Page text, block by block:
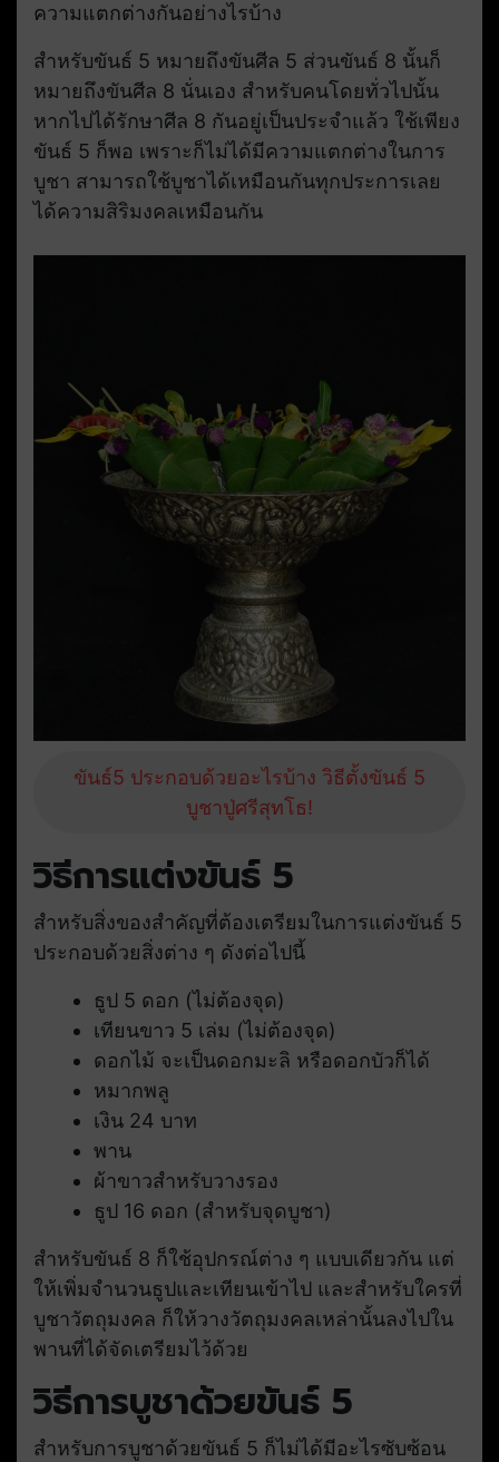
ความแตกต่างกันอย่างไรบ้าง
สำหรับขันธ์ 5 หมายถึงขันศีล 5 ส่วนขันธ์ 8 นั้นก็
หมายถึงขันศีล 8 นั่นเอง สำหรับคนโดยทั่วไปนั้น
หากไปได้รักษาศีล 8 กันอยู่เป็นประจำแล้ว ใช้เพียง
ขันธ์ 5 ก็พอ เพราะก็ไม่ได้มีความแตกต่างในการ
บูชา สามารถใช้บูชาได้เหมือนกันทุกประการเลย
ได้ความสิริมงคลเหมือนกัน
ขันธ์5 ประกอบด้วยอะไรบ้าง วิธีตั้งขันธ์ 5
บูชาปู่ศรีสุทโธ!
วิธีการแต่งขันธ์ 5
สำหรับสิ่งของสำคัญที่ต้องเตรียมในการแต่งขันธ์ 5
ประกอบด้วยสิ่งต่าง ๆ ดังต่อไปนี้
ธูป 5 ดอก (ไม่ต้องจุด)
เทียนขาว 5 เล่ม (ไม่ต้องจุด)
ดอกไม้ จะเป็นดอกมะลิ หรือดอกบัวก็ได้
หมากพลู
เงิน 24 บาท
พาน
ผ้าขาวสำหรับวางรอง
ธูป 16 ดอก (สำหรับจุดบูชา)
สำหรับขันธ์ 8 ก็ใช้อุปกรณ์ต่าง ๆ แบบเดียวกัน แต่
ให้เพิ่มจำนวนธูปและเทียนเข้าไป และสำหรับใครที่
บูชาวัตถุมงคล ก็ให้วางวัตถุมงคลเหล่านั้นลงไปใน
พานที่ได้จัดเตรียมไว้ด้วย
วิธีการบูชาด้วยขันธ์ 5
สำหรับการบูชาด้วยขันธ์ 5 ก็ไม่ได้มีอะไรซับซ้อน